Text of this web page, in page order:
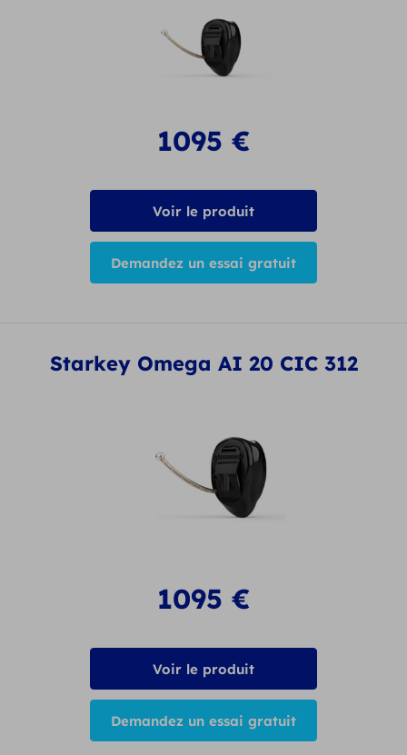
1095 €
Voir le produit
Demandez un essai gratuit
Starkey Omega AI 20 CIC 312
1095 €
Voir le produit
Demandez un essai gratuit